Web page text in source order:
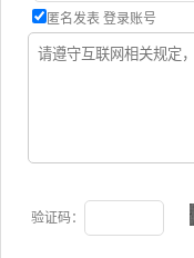
匿名发表 登录账号
验证码：